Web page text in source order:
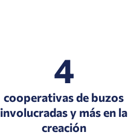
4
cooperativas de buzos
involucradas y más en la
creación